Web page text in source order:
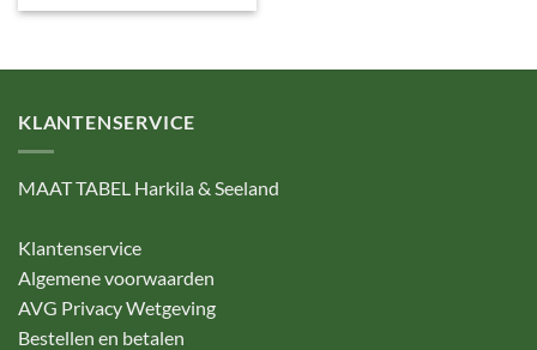
KLANTENSERVICE
MAAT TABEL Harkila & Seeland
Klantenservice
Algemene voorwaarden
AVG Privacy Wetgeving
Bestellen en betalen